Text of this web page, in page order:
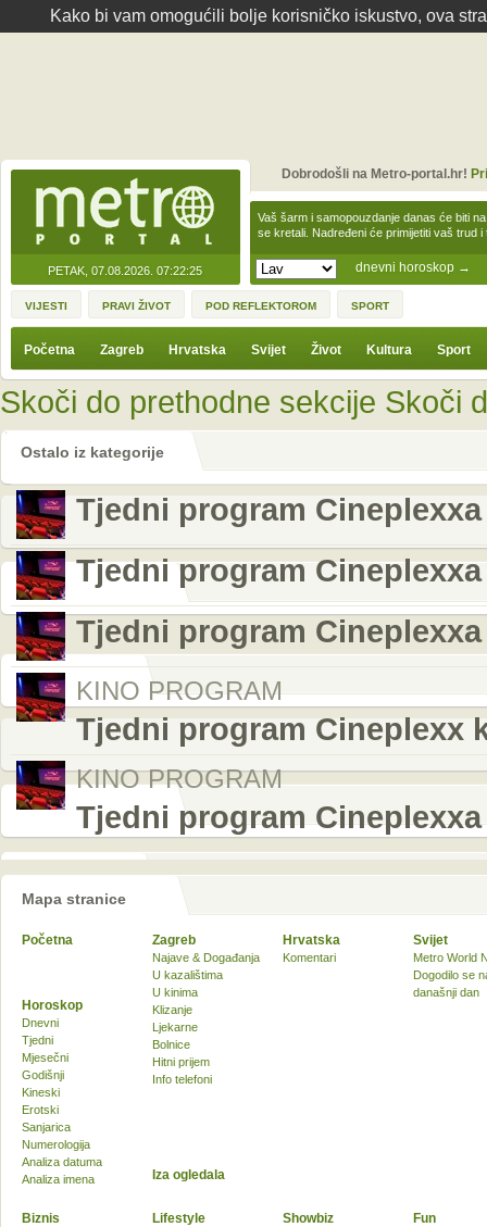
Kako bi vam omogućili bolje korisničko iskustvo, ova
PETAK, 07.08.2026. 07:22:25 dnevni horoskop →
Vaš šarm i samopouzdanje danas će biti
se kretali. Nadređeni će primijetiti vaš trud
Dobrodošli na Metro-portal.hr!
VIJESTI PRAVI ŽIVOT POD REFLEKTOROM SPORT
Početna Zagreb Hrvatska Svijet Život Kultura Sport
Skoči do prethodne sekcije Skoči
Ostalo iz kategorije
Tjedni program
Tjedni program
Tjedni program
KINO PROGRAM
Tjedni program Cineplexx
KINO PROGRAM
Tjedni program
Mapa stranice
Početna Zagreb
Najave & Događanja
U kazalištima
U kinima
Klizanje
Ljekarne
Bolnice
Hitni prijem
Info telefoni
Hrvatska
Komentari
Svijet
Metro World
Dogodilo se
današnji dan
Biznis Lifestyle Showbiz Fun
Horoskop
Dnevni
Tjedni
Mjesečni
Godišnji
Kineski
Erotski
Sanjarica
Numerologija
Analiza datuma
Analiza imena
Iza ogledala